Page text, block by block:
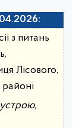
з питань
Лісового,